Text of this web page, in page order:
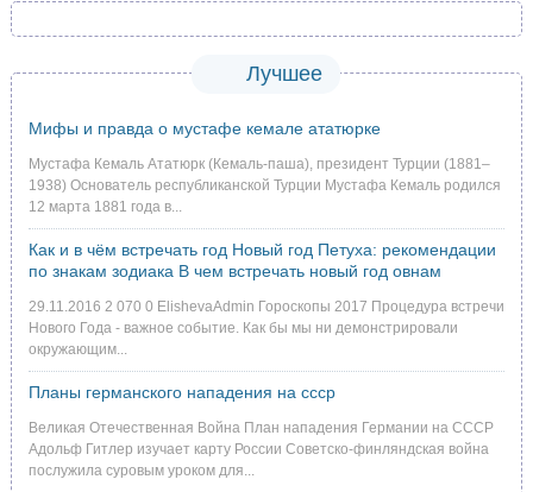
Лучшее
Мифы и правда о мустафе кемале ататюрке
Мустафа Кемаль Ататюрк (Кемаль-паша), президент Турции (1881–
1938) Основатель республиканской Турции Мустафа Кемаль родился
12 марта 1881 года в...
Как и в чём встречать год Новый год Петуха: рекомендации
по знакам зодиака В чем встречать новый год овнам
29.11.2016 2 070 0 ElishevaAdmin Гороскопы 2017 Процедура встречи
Нового Года - важное событие. Как бы мы ни демонстрировали
окружающим...
Планы германского нападения на ссср
Великая Отечественная Война План нападения Германии на СССР
Адольф Гитлер изучает карту России Советско-финляндская война
послужила суровым уроком для...